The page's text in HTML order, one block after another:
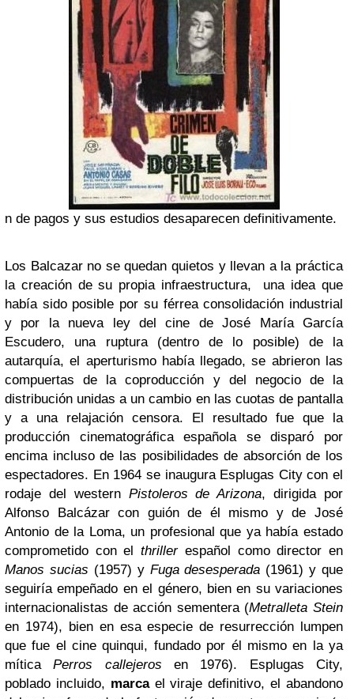
n de pagos y sus estudios desaparecen definitivamente.
Los Balcazar no se quedan quietos y llevan a la práctica
la creación de su propia infraestructura, una idea que
había sido posible por su férrea consolidación industrial
y por la nueva ley del cine de José María García
Escudero, una ruptura (dentro de lo posible) de la
autarquía, el aperturismo había llegado, se abrieron las
compuertas de la coproducción y del negocio de la
distribución unidas a un cambio en las cuotas de pantalla
y a una relajación censora. El resultado fue que la
producción cinematográfica española se disparó por
encima incluso de las posibilidades de absorción de los
espectadores. En 1964 se inaugura Esplugas City con el
rodaje del western Pistoleros de Arizona, dirigida por
Alfonso Balcázar con guión de él mismo y de José
Antonio de la Loma, un profesional que ya había estado
comprometido con elthrillerespañol como director en
Manos sucias (1957) y Fuga desesperada (1961) y que
seguiría empeñado en el género, bien en su variaciones
internacionalistas de acción sementera (Metralleta Stein
en 1974), bien en esa especie de resurrección lumpen
que fue el cine quinqui, fundado por él mismo en la ya
míticaPerros callejeros en 1976). Esplugas City,
poblado incluido, marcael viraje definitivo, el abandono